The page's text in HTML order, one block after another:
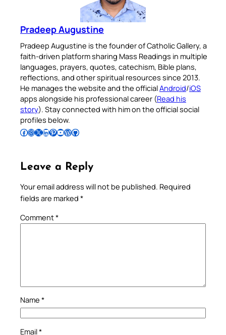
Pradeep Augustine
Pradeep Augustine is the founder of Catholic Gallery, a
faith-driven platform sharing Mass Readings in multiple
languages, prayers, quotes, catechism, Bible plans,
reflections, and other spiritual resources since 2013.
He manages the website and the officialAndroid/iOS
apps alongside his professional career (Read his
story). Stay connected with him on the official social
profiles below.
Follow Pradeep on Facebook Follow Pradeep on InstagramFollow Pradeep on X Follow Pradeep on LinkedIn Follow Pradeep on Pinterest Subscribe to Pradeep’s Youtube Channel Follow Pradeep on WordPress Follow Pradeep on GitHub
Leave a Reply
Your email address will not be published. Required
fields are marked *
Comment*
Name *
Email*